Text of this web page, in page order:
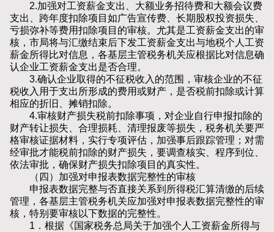
2.加强对工资薪金支出、大额业务招待费和大额会议费
支出、跨年度扣除项目如广告宣传费、长期股权投资损失、
亏损弥补等费用扣除项目的审核。尤其是工资薪金支出的审
核，市局将与汇缴结束后下发工资薪金支出与地税个人工资
薪金所得比对信息，各基层主管税务机关应根据比对信息确
认企业工资薪金支出是否合理。
3.确认企业取得的不征税收入的范围，审核企业的不征
税收入用于支出所形成的费用或财产，是否税前扣除或计算
相应的折旧、摊销扣除。
4.审核财产损失税前扣除事项，对企业自行申报扣除的
财产转让损失、合理损耗、清理报废等损失，税务机关要严
格审核证据材料，实行专项评估，加强事后跟踪管理；对需
经审批才能税前扣除的财产损失，要调查核实、程序到位、
依法审批，确保财产损失扣除项目的真实性。
（四）加强对申报表数据完整性的审核
申报表数据完整与否直接关系到所得税汇算清缴的后续
管理，各基层主管税务机关应加强对申报表数据完整性的审
核，特别要审核以下数据的完整性。
1．根据《国家税务总局关于加强个人工资薪金所得与